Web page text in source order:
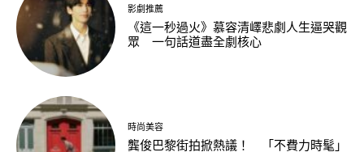
影劇推薦
《這一秒過火》慕容清嶧悲劇人生逼哭觀
眾 一句話道盡全劇核心
時尚美容
龔俊巴黎街拍掀熱議！ 「不費力時髦」